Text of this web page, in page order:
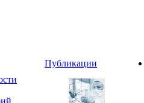
Публикации